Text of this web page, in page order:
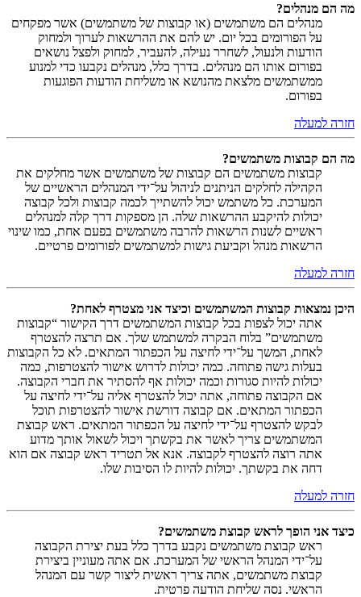
מה הם מנהלים?
מנהלים הם משתמשים (או קבוצות של משתמשים) אשר מפקחים
על הפורומים בכל יום. יש להם את ההרשאות לערוך ולמחוק
הודעות ולנעול, לשחרר נעילה, להעביר, למחוק ולפצל נושאים
בפורום אותו הם מנהלים. בדרך כלל, מנהלים נקבעו כדי למנוע
ממשתמשים מלצאת מהנושא או משליחת הודעות הפוגעות
בפורום.
חזרה למעלה
מה הם קבוצות משתמשים?
קבוצות משתמשים הם קבוצות של משתמשים אשר מחלקים את
הקהילה לחלקים הניתנים לניהול על־ידי המנהלים הראשיים של
המערכת. כל משתמש יכול להשתייך לכמה קבוצות ולכל קבוצה
יכולות להיקבע ההרשאות שלה. הן מספקות דרך קלה למנהלים
ראשיים לשנות הרשאות להרבה משתמשים בפעם אחת, כמו שינוי
הרשאות מנהל וקביעת גישות למשתמשים לפורומים פרטיים.
חזרה למעלה
היכן נמצאות קבוצות המשתמשים וכיצד אני מצטרף לאחת?
אתה יכול לצפות בכל קבוצות המשתמשים דרך הקישור “קבוצות
משתמשים” בלוח הבקרה למשתמש שלך. אם תרצה להצטרף
לאחת, המשך על־ידי לחיצה על הכפתור המתאים. לא כל הקבוצות
בעלות גישה פתוחה. כמה יכולות לדרוש אישור להצטרפות, כמה
יכולות להיות סגורות וכמה יכולות אף להסתיר את חברי הקבוצה.
אם הקבוצה פתוחה, אתה יכול להצטרף אליה על־ידי לחיצה על
הכפתור המתאים. אם קבוצה דורשת אישור להצטרפות תוכל
לבקש להצטרף על־ידי לחיצה על הכפתור המתאים. ראש קבוצת
המשתמשים צריך לאשר את בקשתך ויכול לשאול אותך מדוע
אתה רוצה להצטרף לקבוצה. אנא אל תטריד ראש קבוצה אם הוא
דחה את בקשתך. יכולות להיות לו הסיבות שלו.
חזרה למעלה
כיצד אני הופך לראש קבוצת משתמשים?
ראש קבוצת משתמשים נקבע בדרך כלל בעת יצירת הקבוצה
על־ידי המנהל הראשי של המערכת. אם אתה מעוניין ביצירת
קבוצת משתמשים, אתה צריך ראשית ליצור קשר עם המנהל
הראשי. נסה שליחת הודעה פרטית.